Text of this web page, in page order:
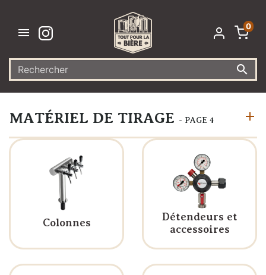


0
MATÉRIEL DE TIRAGE - PAGE 4
Colonnes
Détendeurs et
accessoires